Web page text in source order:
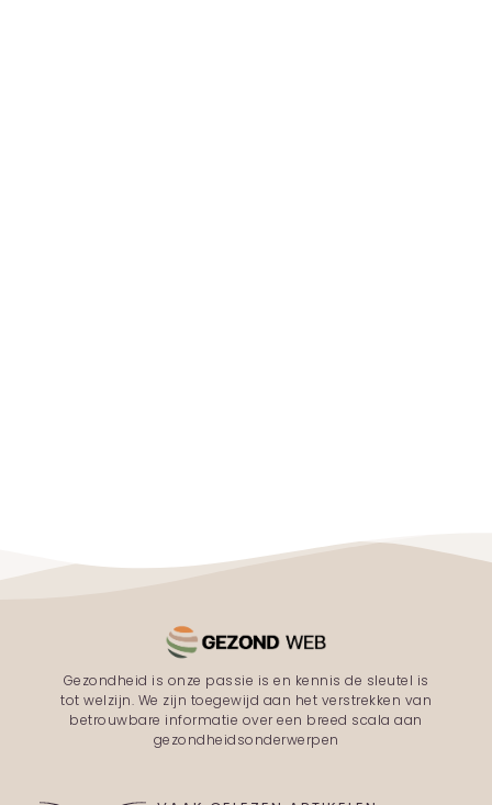
Gezondheid is onze passie is en kennis de sleutel is
tot welzijn. We zijn toegewijd aan het verstrekken van
betrouwbare informatie over een breed scala aan
gezondheidsonderwerpen